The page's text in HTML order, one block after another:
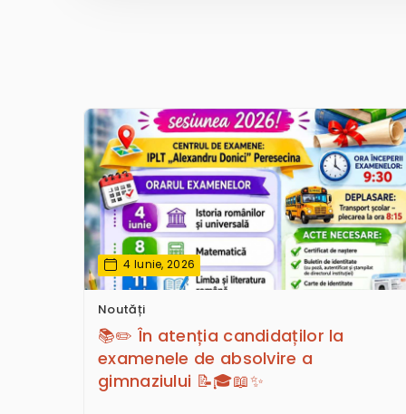
4 Iunie, 2026
Noutăți
📚✏️ În atenția candidaților la
examenele de absolvire a
gimnaziului 📝🎓📖✨